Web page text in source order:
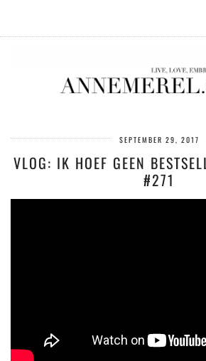
SEPTEMBER 29, 2017
VLOG: IK HOEF GEEN
#271